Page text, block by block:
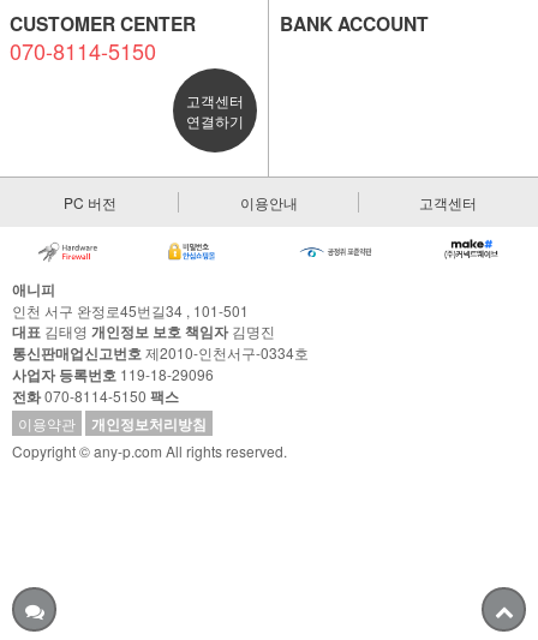
CUSTOMER CENTER
070-8114-5150
고객센터
연결하기
BANK ACCOUNT
PC 버전 이용안내 고객센터
애니피
인천 서구 완정로45번길34 , 101-501
대표 김태영 개인정보 보호 책임자김명진
통신판매업신고번호제2010-인천서구-0334호
사업자 등록번호 119-18-29096
전화070-8114-5150 팩스
이용약관 개인정보처리방침
Copyright © any-p.com All rights reserved.